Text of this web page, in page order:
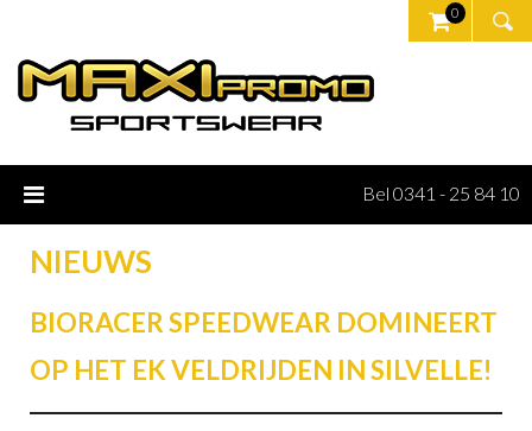
0
Bel 0341 - 25 84 10
NIEUWS
BIORACER SPEEDWEAR DOMINEERT
OP HET EK VELDRIJDEN IN SILVELLE!